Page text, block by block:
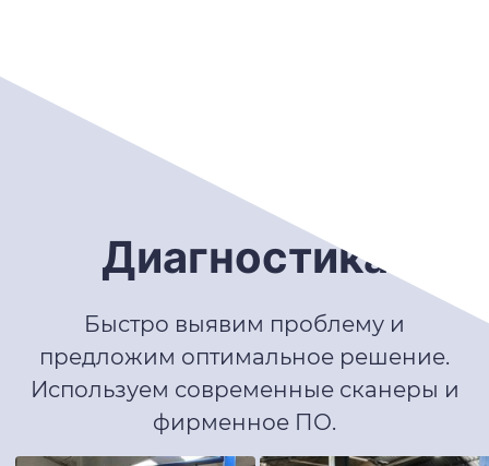
Диагностика
Быстро выявим проблему и
предложим оптимальное решение.
Используем современные сканеры и
фирменное ПО.